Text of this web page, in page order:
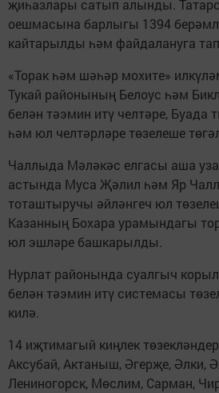
җиһазлары сатып алынды.
оешмасына барлыгы 1394
кайтарылды һәм файдалануга
«Торак һәм шәһәр мохите»
Тукай районының Белоус һәм
белән тәэмин итү челтәре,
һәм юл челтәрләре төзелеше
Чаллыда Мәләкәс елгасы аша уза
астында Муса Җәлил һәм Яр
тоташтыручы әйләнгеч юл
Казанның Бохара урамындагы
юл эшләре башкарылды.
Нурлат районында суалгыч
белән тәэмин итү системасы
килә.
14 иҗтимагый киңлек
Аксубай, Актаныш, Әгерҗе, Әлки,
Лениногорск, Мөслим, Сарман,